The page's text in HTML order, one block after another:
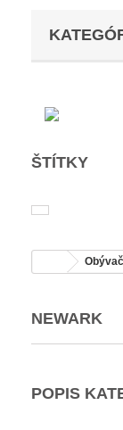
ŠTÍTKY
NEWARK
POPIS